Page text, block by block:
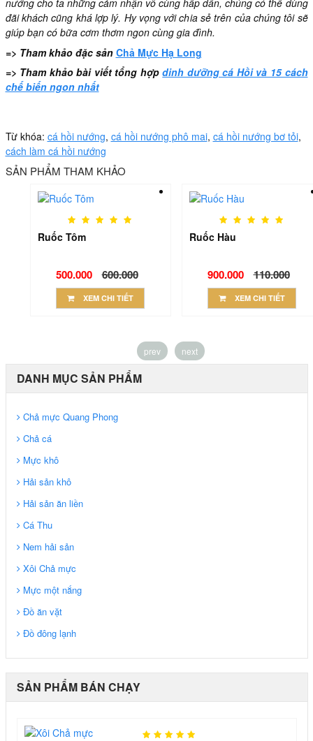
nướng cho ta những cảm nhận vô cùng hấp dẫn, chúng có thể dùng
đãi khách cũng khá lợp lý. Hy vọng với chia sẻ trên của chúng tôi sẽ
giúp bạn có bữa cơm thơm ngon cùng gia đình.
=> Tham khảo đặc sản Chả Mực Hạ Long
=> Tham khảo bài viết tổng hợpdinh dưỡng cá Hồi và 15 cách
chế biến ngon nhất
Từ khóa: cá hồi nướng, cá hồi nướng phô mai, cá hồi nướng bơ tỏi,
cách làm cá hồi nướng
SẢN PHẨM THAM KHẢO
Ruốc Tôm
500.000
Regular
price
600.000
XEM CHI TIẾT
Ruốc Hàu
900.000
Regular
price
110.000
XEM CHI TIẾT
prev next
DANH MỤC SẢN PHẨM
Chả mực Quang Phong
Chả cá
Mực khô
Hải sản khô
Hải sản ăn liền
Cá Thu
Nem hải sản
Xôi Chả mực
Mực một nắng
Đồ ăn vặt
Đồ đông lạnh
SẢN PHẨM BÁN CHẠY